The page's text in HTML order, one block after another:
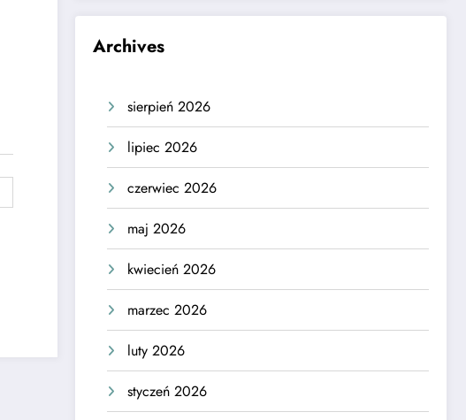
Archives
sierpień 2026
lipiec 2026
czerwiec 2026
maj 2026
kwiecień 2026
marzec 2026
luty 2026
styczeń 2026